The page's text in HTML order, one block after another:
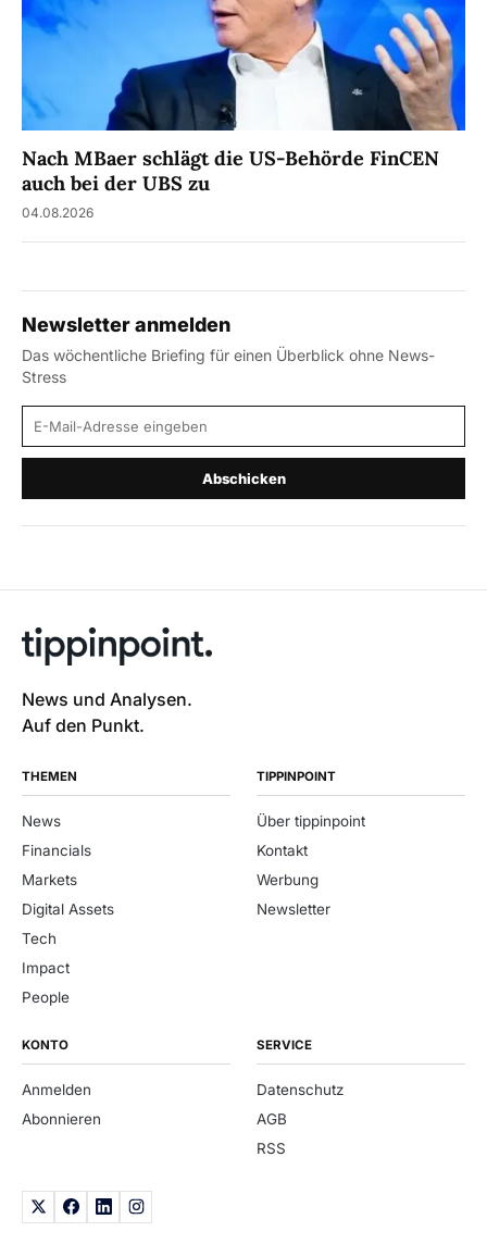
Nach MBaer schlägt die US-Behörde FinCEN
auch bei der UBS zu
04.08.2026
Newsletter anmelden
Das wöchentliche Briefing für einen Überblick ohne News-
Stress
E-Mail-Adresse
Abschicken
News und Analysen.
Auf den Punkt.
THEMEN
News
Financials
Markets
Digital Assets
Tech
Impact
People
TIPPINPOINT
Über tippinpoint
Kontakt
Werbung
Newsletter
KONTO
Anmelden
Abonnieren
SERVICE
Datenschutz
AGB
RSS